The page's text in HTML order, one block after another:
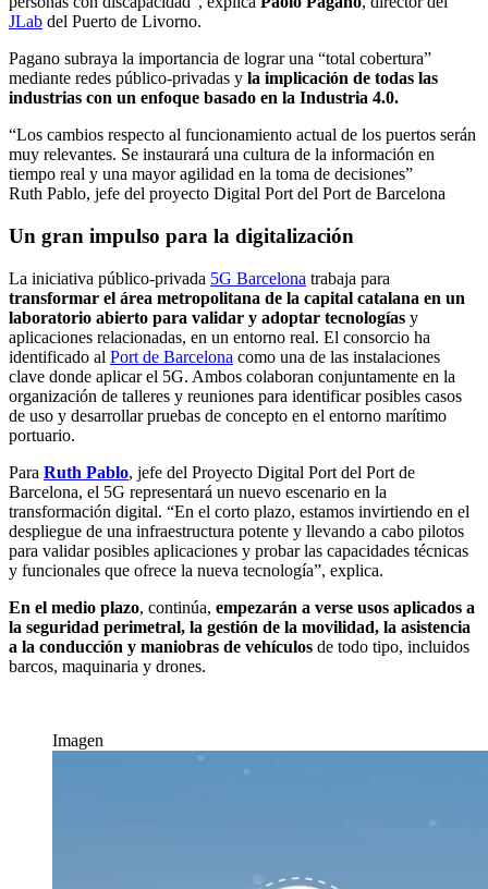
JLab del Puerto de Livorno.
Pagano subraya la importancia de lograr una “total cobertura”
mediante redes público-privadas y la implicación de todas las
industrias con un enfoque basado en la Industria 4.0.
“Los cambios respecto al funcionamiento actual de los puertos serán
muy relevantes. Se instaurará una cultura de la información en
tiempo real y una mayor agilidad en la toma de decisiones”
Ruth Pablo, jefe del proyecto Digital Port del Port de Barcelona
Un gran impulso para la digitalización
La iniciativa público-privada 5G Barcelona trabaja para
transformar el área metropolitana de la capital catalana en un
laboratorio abierto para validar y adoptar tecnologías y
aplicaciones relacionadas, en un entorno real. El consorcio ha
identificado al Port de Barcelona como una de las instalaciones
clave donde aplicar el 5G. Ambos colaboran conjuntamente en la
organización de talleres y reuniones para identificar posibles casos
de uso y desarrollar pruebas de concepto en el entorno marítimo
portuario.
Para Ruth Pablo, jefe del Proyecto Digital Port del Port de
Barcelona, el 5G representará un nuevo escenario en la
transformación digital. “En el corto plazo, estamos invirtiendo en el
despliegue de una infraestructura potente y llevando a cabo pilotos
para validar posibles aplicaciones y probar las capacidades técnicas
y funcionales que ofrece la nueva tecnología”, explica.
En el medio plazo, continúa, empezarán a verse usos aplicados a
la seguridad perimetral, la gestión de la movilidad, la asistencia
a la conducción y maniobras de vehículos de todo tipo, incluidos
barcos, maquinaria y drones.
Imagen